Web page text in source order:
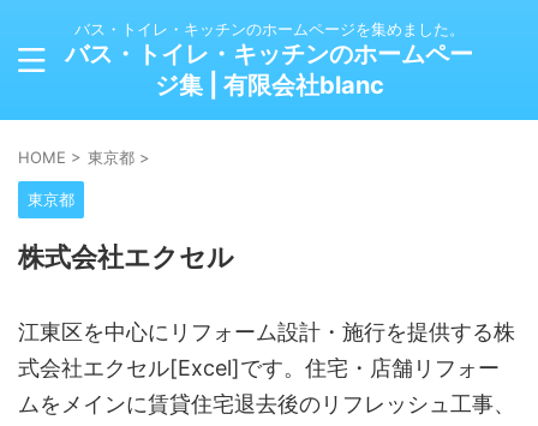
バス・トイレ・キッチンのホームページを集めました。
バス・トイレ・キッチンのホームペー
ジ集 | 有限会社blanc
HOME > 東京都 >
東京都
株式会社エクセル
江東区を中心にリフォーム設計・施行を提供する株
式会社エクセル[Excel]です。住宅・店舗リフォー
ムをメインに賃貸住宅退去後のリフレッシュ工事、